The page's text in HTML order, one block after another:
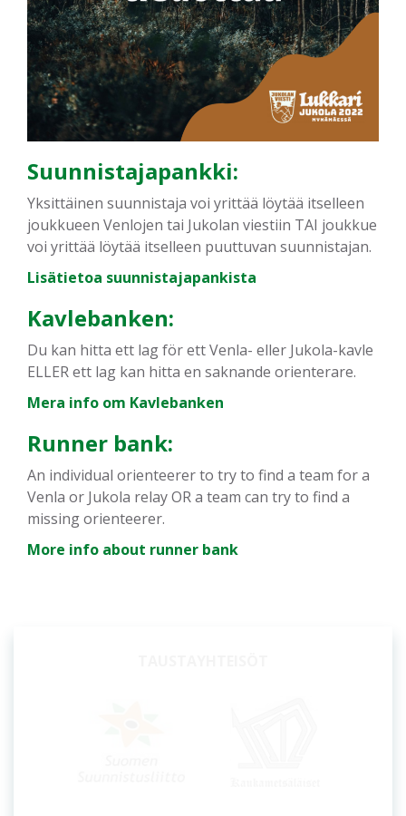
Suunnistajapankki:
Yksittäinen suunnistaja voi yrittää löytää itselleen
joukkueen Venlojen tai Jukolan viestiin TAI joukkue
voi yrittää löytää itselleen puuttuvan suunnistajan.
Lisätietoa suunnistajapankista
Kavlebanken:
Du kan hitta ett lag för ett Venla- eller Jukola-kavle
ELLER ett lag kan hitta en saknande orienterare.
Mera info om Kavlebanken
Runner bank:
An individual orienteerer to try to find a team for a
Venla or Jukola relay OR a team can try to find a
missing orienteerer.
More info about runner bank